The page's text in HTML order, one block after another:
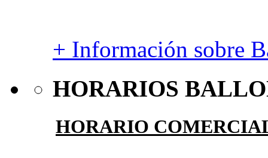
+ Información sobre
HORARIOS
HORARIO